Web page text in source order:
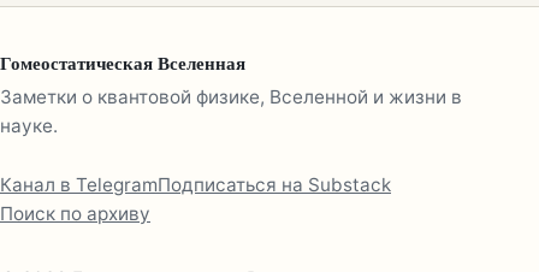
Гомеостатическая Вселенная
Заметки о квантовой физике, Вселенной и жизни в
науке.
Канал в TelegramПодписаться на Substack
Поиск по архиву